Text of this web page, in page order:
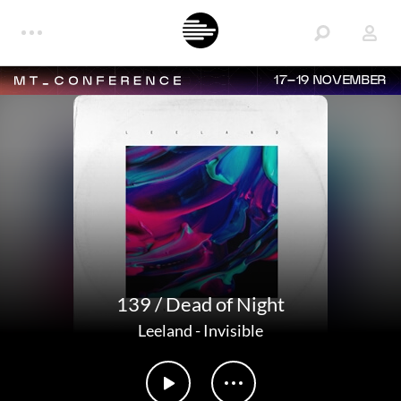
17–19 NOVEMBER
139 / Dead of Night
Leeland-Invisible